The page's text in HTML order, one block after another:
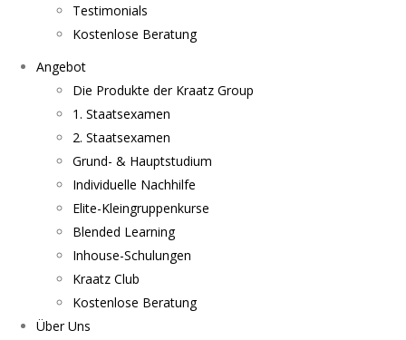
Testimonials
Kostenlose Beratung
Angebot
Die Produkte der Kraatz Group
1. Staatsexamen
2. Staatsexamen
Grund- & Hauptstudium
Individuelle Nachhilfe
Elite-Kleingruppenkurse
Blended Learning
Inhouse-Schulungen
Kraatz Club
Kostenlose Beratung
Über Uns